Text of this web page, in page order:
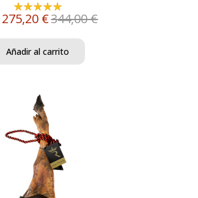
275,20 €344,00 €
Añadir al carrito